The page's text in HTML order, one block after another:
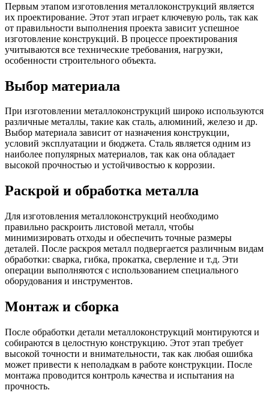
Первым этапом изготовления металлоконструкций является
их проектирование. Этот этап играет ключевую роль, так как
от правильности выполнения проекта зависит успешное
изготовление конструкций. В процессе проектирования
учитываются все технические требования, нагрузки,
особенности строительного объекта.
Выбор материала
При изготовлении металлоконструкций широко используются
различные металлы, такие как сталь, алюминий, железо и др.
Выбор материала зависит от назначения конструкции,
условий эксплуатации и бюджета. Сталь является одним из
наиболее популярных материалов, так как она обладает
высокой прочностью и устойчивостью к коррозии.
Раскрой и обработка металла
Для изготовления металлоконструкций необходимо
правильно раскроить листовой металл, чтобы
минимизировать отходы и обеспечить точные размеры
деталей. После раскроя металл подвергается различным видам
обработки: сварка, гибка, прокатка, сверление и т.д. Эти
операции выполняются с использованием специального
оборудования и инструментов.
Монтаж и сборка
После обработки детали металлоконструкций монтируются и
собираются в целостную конструкцию. Этот этап требует
высокой точности и внимательности, так как любая ошибка
может привести к неполадкам в работе конструкции. После
монтажа проводится контроль качества и испытания на
прочность.